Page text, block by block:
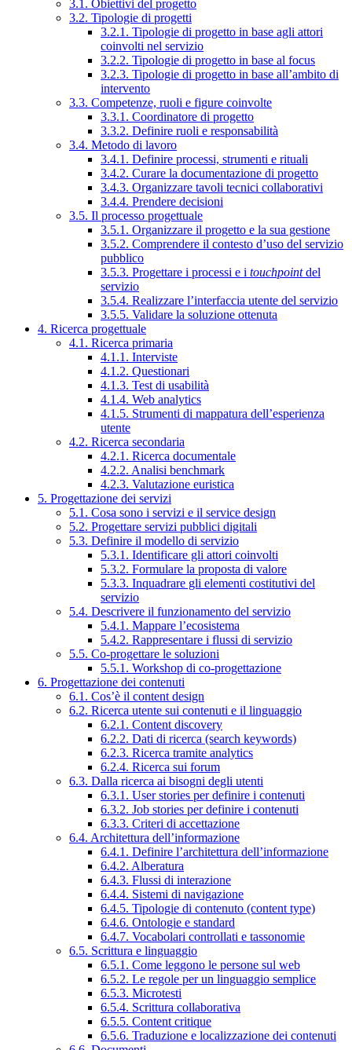
3.1. Obiettivi del progetto
3.2. Tipologie di progetti
3.2.1. Tipologie di progetto in base agli attori
coinvolti nel servizio
3.2.2. Tipologie di progetto in base al focus
3.2.3. Tipologie di progetto in base all’ambito di
intervento
3.3. Competenze, ruoli e figure coinvolte
3.3.1. Coordinatore di progetto
3.3.2. Definire ruoli e responsabilità
3.4. Metodo di lavoro
3.4.1. Definire processi, strumenti e rituali
3.4.2. Curare la documentazione di progetto
3.4.3. Organizzare tavoli tecnici collaborativi
3.4.4. Prendere decisioni
3.5. Il processo progettuale
3.5.1. Organizzare il progetto e la sua gestione
3.5.2. Comprendere il contesto d’uso del servizio
pubblico
3.5.3. Progettare i processi e i touchpointdel
servizio
3.5.4. Realizzare l’interfaccia utente del servizio
3.5.5. Validare la soluzione ottenuta
4. Ricerca progettuale
4.1. Ricerca primaria
4.1.1. Interviste
4.1.2. Questionari
4.1.3. Test di usabilità
4.1.4. Web analytics
4.1.5. Strumenti di mappatura dell’esperienza
utente
4.2. Ricerca secondaria
4.2.1. Ricerca documentale
4.2.2. Analisi benchmark
4.2.3. Valutazione euristica
5. Progettazione dei servizi
5.1. Cosa sono i servizi e il service design
5.2. Progettare servizi pubblici digitali
5.3. Definire il modello di servizio
5.3.1. Identificare gli attori coinvolti
5.3.2. Formulare la proposta di valore
5.3.3. Inquadrare gli elementi costitutivi del
servizio
5.4. Descrivere il funzionamento del servizio
5.4.1. Mappare l’ecosistema
5.4.2. Rappresentare i flussi di servizio
5.5. Co-progettare le soluzioni
5.5.1. Workshop di co-progettazione
6. Progettazione dei contenuti
6.1. Cos’è il content design
6.2. Ricerca utente sui contenuti e il linguaggio
6.2.1. Content discovery
6.2.2. Dati di ricerca (search keywords)
6.2.3. Ricerca tramite analytics
6.2.4. Ricerca sui forum
6.3. Dalla ricerca ai bisogni degli utenti
6.3.1. User stories per definire i contenuti
6.3.2. Job stories per definire i contenuti
6.3.3. Criteri di accettazione
6.4. Architettura dell’informazione
6.4.1. Definire l’architettura dell’informazione
6.4.2. Alberatura
6.4.3. Flussi di interazione
6.4.4. Sistemi di navigazione
6.4.5. Tipologie di contenuto (content type)
6.4.6. Ontologie e standard
6.4.7. Vocabolari controllati e tassonomie
6.5. Scrittura e linguaggio
6.5.1. Come leggono le persone sul web
6.5.2. Le regole per un linguaggio semplice
6.5.3. Microtesti
6.5.4. Scrittura collaborativa
6.5.5. Content critique
6.5.6. Traduzione e localizzazione dei contenuti